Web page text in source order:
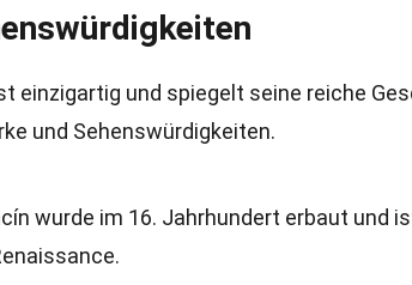
einzigartig und spiegelt seine reiche
und Sehenswürdigkeiten.
wurde im 16. Jahrhundert erbaut und